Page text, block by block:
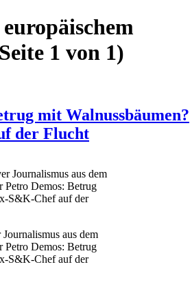
europäischem
1 von 1)
mit Walnussbäumen?
der Flucht
aus dem
Petro Demos: Betrug
S&K-Chef auf der